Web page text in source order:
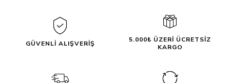
GÜVENLİ ALIŞVERİŞ
5.000₺ ÜZERİ ÜCRETSİZ
KARGO